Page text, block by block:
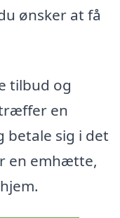
ønsker at få
tilbud og
en
betale sig i det
en emhætte,